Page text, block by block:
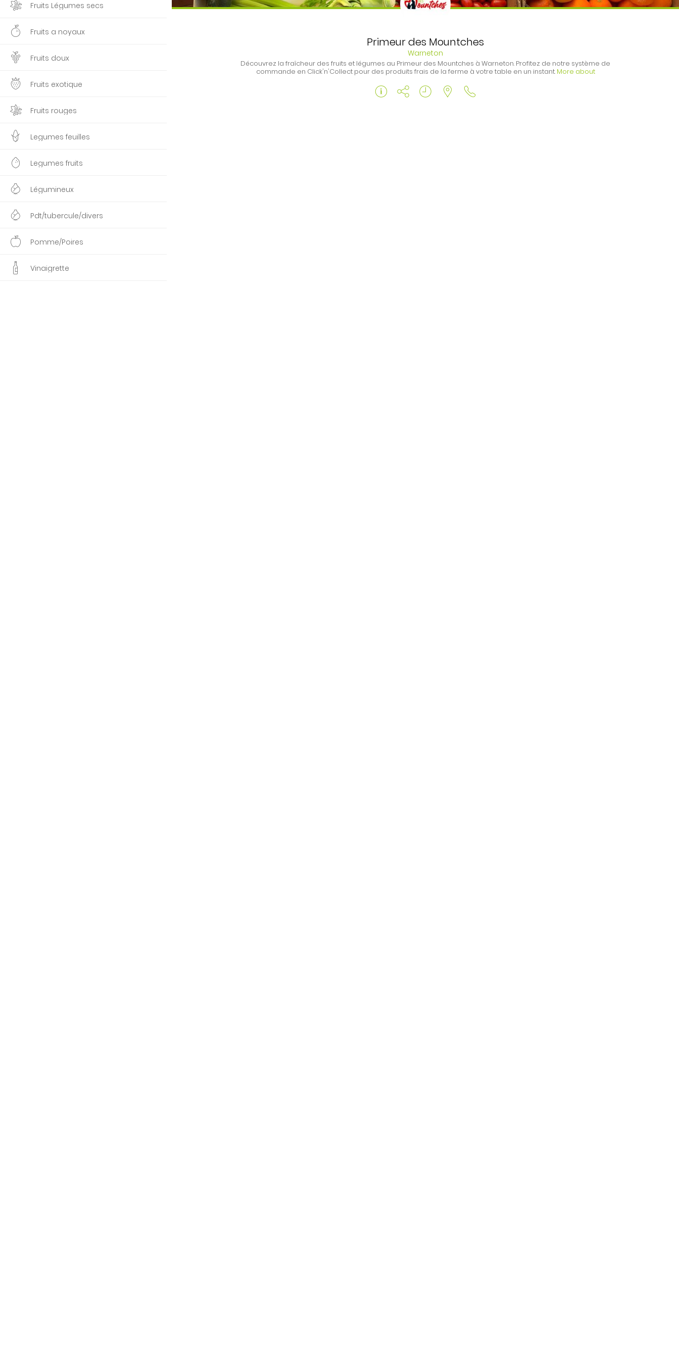
Fruits Légumes secs
Fruits a noyaux
Fruits doux
Fruits exotique
Fruits rouges
Legumes feuilles
Legumes fruits
Légumineux
Pdt/tubercule/divers
Pomme/Poires
Vinaigrette
Primeur des Mountches
Warneton
Découvrez la fraîcheur des fruits et légumes au Primeur des Mountches à Warneton. Profitez de notre système de
commande en Click'n'Collect pour des produits frais de la ferme à votre table en un instant. More about